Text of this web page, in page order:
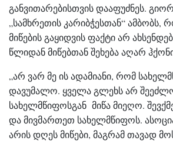
განვითარებისთვის დააფუძნეს.
„სამხრეთის კარიბჭესთან“ ამბობს,
მიწების გაყიდვის ფაქტი არ
წლიდან მიწებთან შეხება აღარ
„არ ვარ მე ის ადამიანი, რომ
დავუმალო. ყველა გლეხს არ
სახელმწიფოსგან მიწა მიეღო.
და მივმართეთ სახელმწიფოს.
არის დღეს მიწები, მაგრამ თავად